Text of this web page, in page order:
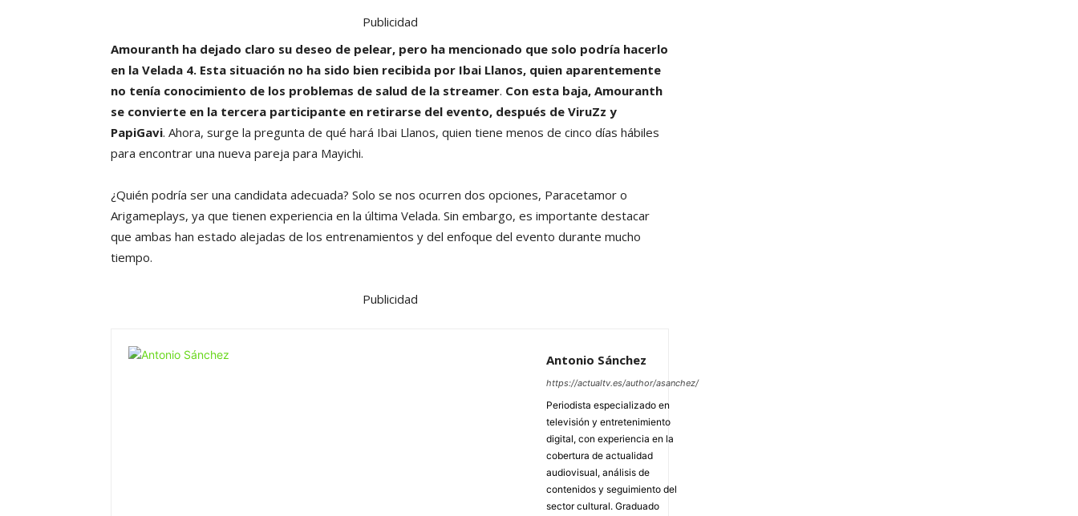
Publicidad
Amouranth ha dejado claro su deseo de pelear, pero ha mencionado que solo podría hacerlo
en la Velada 4. Esta situación no ha sido bien recibida por Ibai Llanos, quien aparentemente
no tenía conocimiento de los problemas de salud de la streamer. Con esta baja, Amouranth
se convierte en la tercera participante en retirarse del evento, después de ViruZz y
PapiGavi. Ahora, surge la pregunta de qué hará Ibai Llanos, quien tiene menos de cinco días hábiles
para encontrar una nueva pareja para Mayichi.
¿Quién podría ser una candidata adecuada? Solo se nos ocurren dos opciones, Paracetamor o
Arigameplays, ya que tienen experiencia en la última Velada. Sin embargo, es importante destacar
que ambas han estado alejadas de los entrenamientos y del enfoque del evento durante mucho
tiempo.
Publicidad
Antonio Sánchez
https://actualtv.es/author/asanchez/
Periodista especializado en
televisión y entretenimiento
digital, con experiencia en la
cobertura de actualidad
audiovisual, análisis de
contenidos y seguimiento del
sector cultural. Graduado